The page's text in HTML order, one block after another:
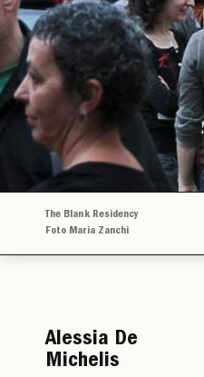
The Blank Residency
Foto Maria Zanchi
Alessia De
Michelis